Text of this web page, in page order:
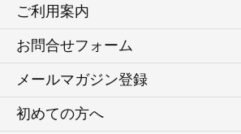
ご利用案内
お問合せフォーム
メールマガジン登録
初めての方へ